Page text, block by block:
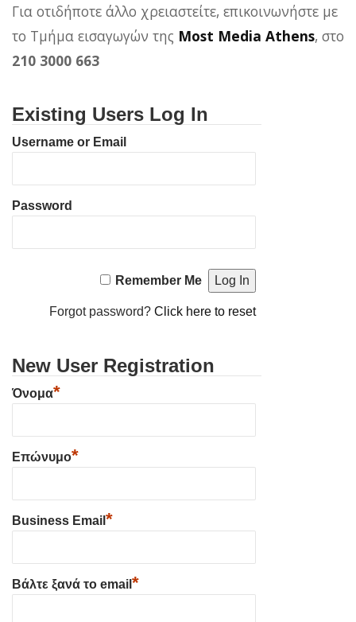
Για οτιδήποτε άλλο χρειαστείτε, επικοινωνήστε με
το Τμήμα εισαγωγών της Most Media Athens, στο
210 3000 663
Existing Users Log In
Username or Email
Password
Remember Me
Forgot password?Click here to reset
New User Registration
Όνομα*
Επώνυμο*
Business Email *
Βάλτε ξανά το email *